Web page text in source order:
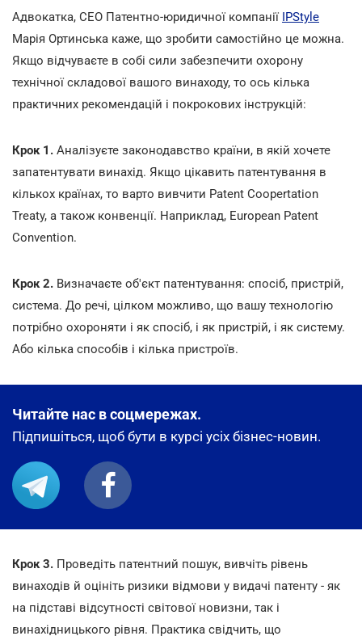
Адвокатка, CEO Патентно-юридичної компанії IPStyle
Марія Ортинська каже, що зробити самостійно це можна.
Якщо відчуваєте в собі сили забезпечити охорону
технічної складової вашого винаходу, то ось кілька
практичних рекомендацій і покрокових інструкцій:
Крок 1. Аналізуєте законодавство країни, в якій хочете
запатентувати винахід. Якщо цікавить патентування в
кількох країнах, то варто вивчити Patent Coopertation
Treaty, а також конвенції. Наприклад, European Patent
Convention.
Крок 2. Визначаєте об'єкт патентування: спосіб, пристрій,
система. До речі, цілком можливо, що вашу технологію
потрібно охороняти і як спосіб, і як пристрій, і як систему.
Або кілька способів і кілька пристроїв.
Читайте нас в соцмережах.
Підпишіться, щоб бути в курсі усіх бізнес-новин.
Крок 3. Проведіть патентний пошук, вивчіть рівень
винаходів й оцініть ризики відмови у видачі патенту - як
на підставі відсутності світової новизни, так і
винахідницького рівня. Практика свідчить, що